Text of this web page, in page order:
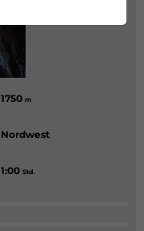
1750 m
Nordwest
1:00 Std.